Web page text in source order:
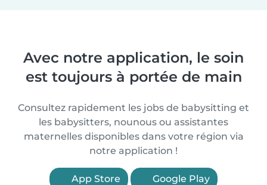
Avec notre application, le soin
est toujours à portée de main
Consultez rapidement les jobs de babysitting et
les babysitters, nounous ou assistantes
maternelles disponibles dans votre région via
notre application !
App Store Google Play